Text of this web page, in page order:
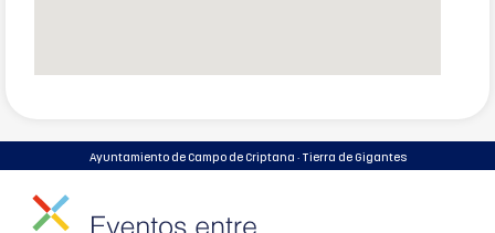
Ayuntamiento de Campo de Criptana · Tierra de Gigantes